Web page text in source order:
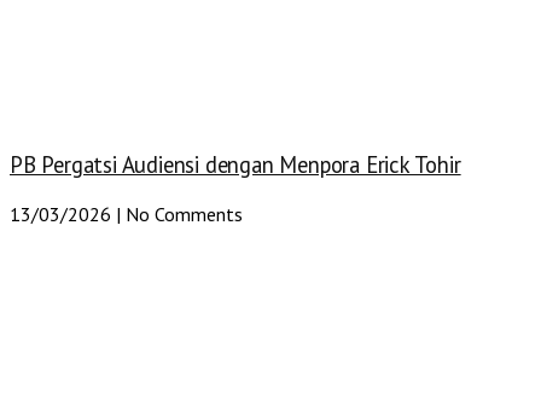
PB Pergatsi Audiensi dengan Menpora Erick Tohir
13/03/2026 No Comments